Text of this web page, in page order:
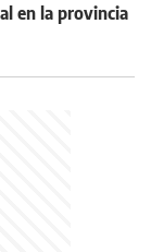
en la provincia